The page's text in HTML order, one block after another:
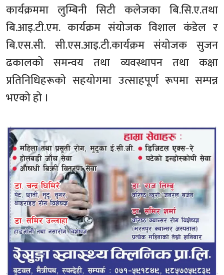
कार्यक्रममा लुम्बिनी सिटी कलेजका बि.सि.ए.तथा
बि.आइ.टी.एम. कार्यक्रम संयोजक विशाल कंडेल र
बि.एस.सी. सी.एस.आइ.टी.कार्यक्रम संयोजक सुजन
ढकालको समन्वय तथा व्यवस्थापन तथा कक्षा
प्रतिनिधिहरूको सहयोगमा उत्साहपूर्ण रूपमा सम्पन्न
भएको हो ।